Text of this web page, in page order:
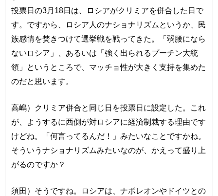
投票日の3月18日は、ロシアがクリミアを併合した日で
す。ですから、ロシア人のナショナリズムというか、民
族感情を焚きつけて選挙戦を戦ってきた。「弱腰になら
ないロシア」、あるいは「強く出られるプーチン大統
領」というところで、マッチョ性が大きく支持を集めた
のだと思います。
高嶋）クリミア併合と同じ日を投票日に設定した。これ
が、ようするに西側が対ロシアに経済制裁する理由です
けどね。「何言ってるんだ！」みたいなことですかね。
そういうナショナリズムみたいなのが、かえって盛り上
がるのですか？
須田）そうですね。ロシアは、ナポレオンやドイツとの